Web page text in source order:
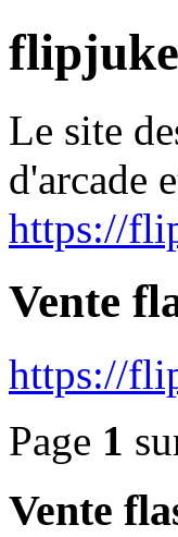
Le site
d'arcade
https://
Vente
https://
Page 1
Vente